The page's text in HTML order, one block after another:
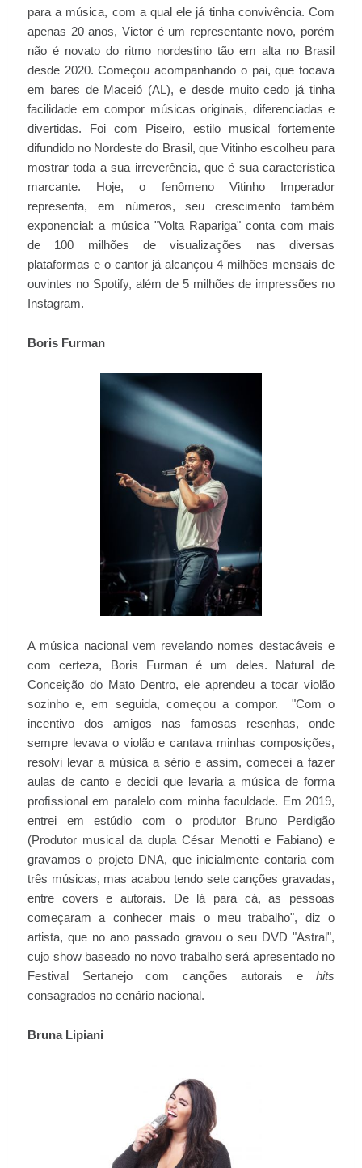
para a música, com a qual ele já tinha convivência. Com
apenas 20 anos, Victor é um representante novo, porém
não é novato do ritmo nordestino tão em alta no Brasil
desde 2020. Começou acompanhando o pai, que tocava
em bares de Maceió (AL), e desde muito cedo já tinha
facilidade em compor músicas originais, diferenciadas e
divertidas. Foi com Piseiro, estilo musical fortemente
difundido no Nordeste do Brasil, que Vitinho escolheu para
mostrar toda a sua irreverência, que é sua característica
marcante. Hoje, o fenômeno Vitinho Imperador
representa, em números, seu crescimento também
exponencial: a música "Volta Rapariga" conta com mais
de 100 milhões de visualizações nas diversas
plataformas e o cantor já alcançou 4 milhões mensais de
ouvintes no Spotify, além de 5 milhões de impressões no
Instagram.
Boris Furman
A música nacional vem revelando nomes destacáveis e
com certeza, Boris Furman é um deles. Natural de
Conceição do Mato Dentro, ele aprendeu a tocar violão
sozinho e, em seguida, começou a compor. "Com o
incentivo dos amigos nas famosas resenhas, onde
sempre levava o violão e cantava minhas composições,
resolvi levar a música a sério e assim, comecei a fazer
aulas de canto e decidi que levaria a música de forma
proﬁssional em paralelo com minha faculdade. Em 2019,
entrei em estúdio com o produtor Bruno Perdigão
(Produtor musical da dupla César Menotti e Fabiano) e
gravamos o projeto DNA, que inicialmente contaria com
três músicas, mas acabou tendo sete canções gravadas,
entre covers e autorais. De lá para cá, as pessoas
começaram a conhecer mais o meu trabalho", diz o
artista, que no ano passado gravou o seu DVD "Astral",
cujo show baseado no novo trabalho será apresentado no
Festival Sertanejo com canções autorais e hits
consagrados no cenário nacional.
Bruna Lipiani